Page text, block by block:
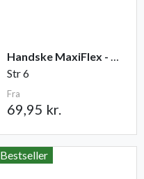
Handske MaxiFlex - Cut
Str 6
Fra
69,95 kr.
Bestseller